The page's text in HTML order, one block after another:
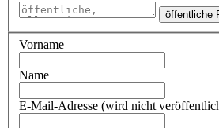
öffentliche
Vorname
Name
E-Mail-Adresse (wird nicht